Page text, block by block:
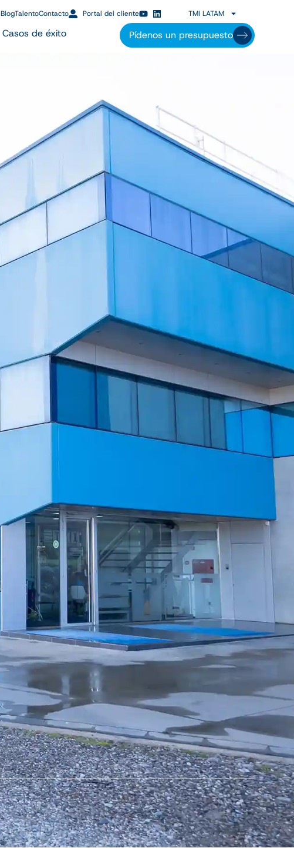
Casos de éxito
BlogTalentoContacto Portal del cliente TMI LATAM
Pídenos un presupuesto